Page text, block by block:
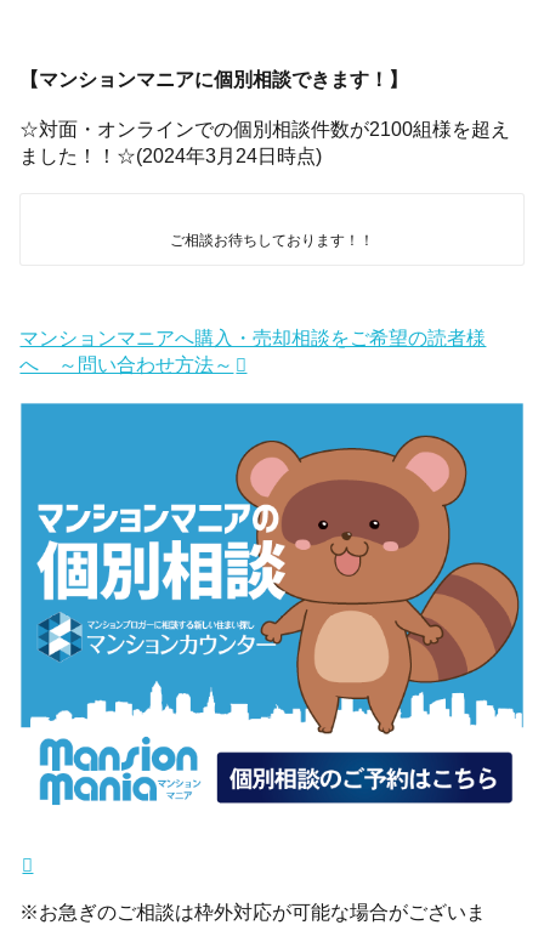
【マンションマニアに個別相談できます！】
☆対面・オンラインでの個別相談件数が2100組様を超え
ました！！☆(2024年3月24日時点)
ご相談お待ちしております！！
マンションマニアへ購入・売却相談をご希望の読者様
へ ～問い合わせ方法～
※お急ぎのご相談は枠外対応が可能な場合がございま